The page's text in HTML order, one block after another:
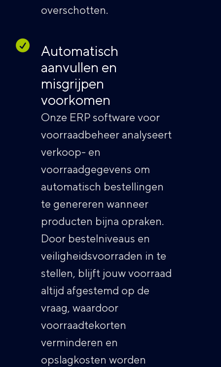
overschotten.
Automatisch
aanvullen en
misgrijpen
voorkomen
Onze ERP software voor
voorraadbeheer analyseert
verkoop- en
voorraadgegevens om
automatisch bestellingen
te genereren wanneer
producten bijna opraken.
Door bestelniveaus en
veiligheidsvoorraden in te
stellen, blijft jouw voorraad
altijd afgestemd op de
vraag, waardoor
voorraadtekorten
verminderen en
opslagkosten worden